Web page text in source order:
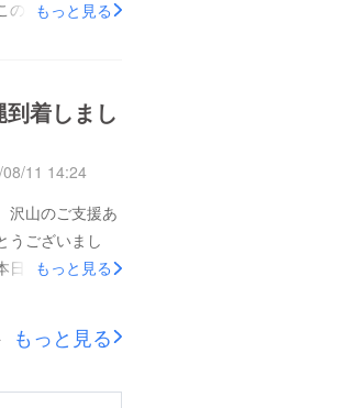
の暑さに負けず
もっと見る
到着しまし
11 14:24
沢山のご支援あ
うございまし
日無事に沖縄に
ご支援のおかげ
場にいられるこ
もっと見る
もっと見る